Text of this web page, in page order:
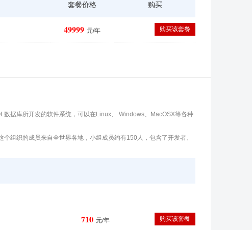
套餐价格 购买
49999 元/年 购买该套餐
据库所开发的软件系统，可以在Linux、 Windows、MacOSX等各种
组织的成员来自全世界各地，小组成员约有150人，包含了开发者、
710 元/年 购买该套餐